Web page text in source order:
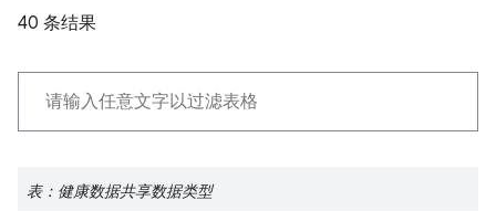
40 条结果
表：健康数据共享数据类型